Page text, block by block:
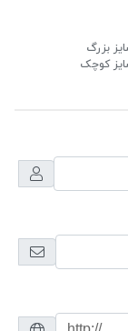
بزرگ
کوچک